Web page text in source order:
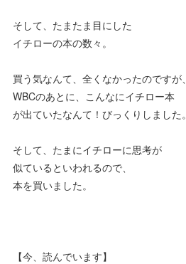
そして、たまたま目にした
イチローの本の数々。
買う気なんて、全くなかったのですが、
WBCのあとに、こんなにイチロー本
が出ていたなんて！びっくりしました。
そして、たまにイチローに思考が
似ているといわれるので、
本を買いました。
【今、読んでいます】